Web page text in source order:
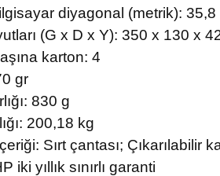
diyagonal (metrik): 35,8
(G x D x Y): 350 x 130 x
karton: 4
gr
830 g
200,18 kg
Sırt çantası; Çıkarılabilir
iki yıllık sınırlı garanti